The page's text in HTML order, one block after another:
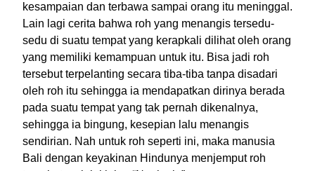
kesampaian dan terbawa sampai orang itu meninggal.
Lain lagi cerita bahwa roh yang menangis tersedu-
sedu di suatu tempat yang kerapkali dilihat oleh orang
yang memiliki kemampuan untuk itu. Bisa jadi roh
tersebut terpelanting secara tiba-tiba tanpa disadari
oleh roh itu sehingga ia mendapatkan dirinya berada
pada suatu tempat yang tak pernah dikenalnya,
sehingga ia bingung, kesepian lalu menangis
sendirian. Nah untuk roh seperti ini, maka manusia
Bali dengan keyakinan Hindunya menjemput roh